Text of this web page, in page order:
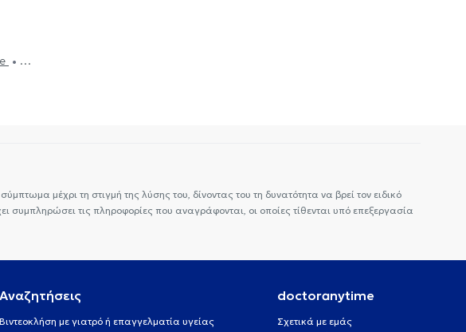
μέχρι τη στιγμή της λύσης του, δίνοντας του τη δυνατότητα να βρεί τον ειδικό
τις πληροφορίες που αναγράφονται, οι οποίες τίθενται υπό επεξεργασία
Αναζητήσεις
Βιντεοκλήση με γιατρό ή επαγγελματία υγείας
doctoranytime
Σχετικά με εμάς